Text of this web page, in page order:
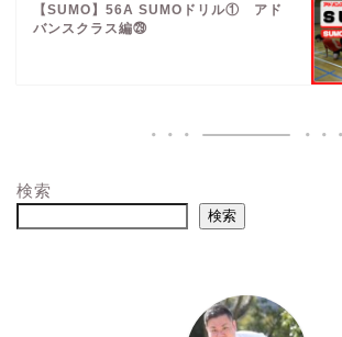
【SUMO】56A SUMOドリル① アド
バンスクラス編㉙
検索
検索